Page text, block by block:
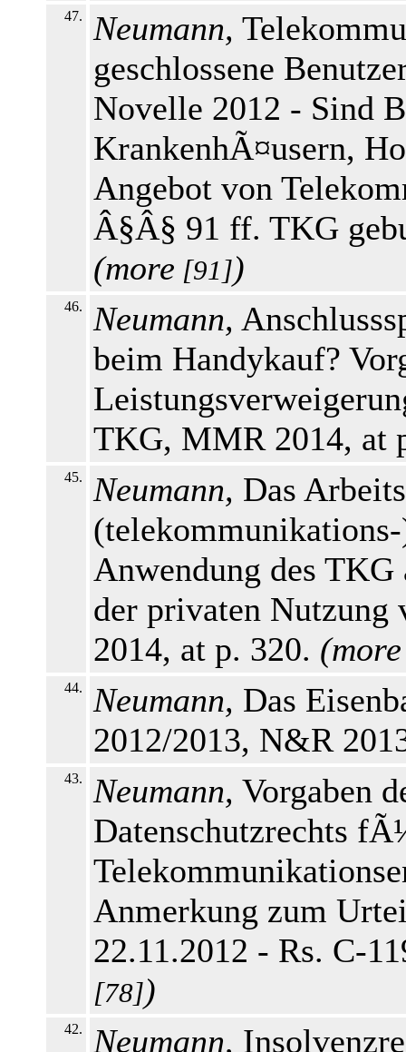
47. Neumann,
geschlossene
Novelle 2012 - Sind
KrankenhÃ¤usern,
Angebot von
Â§Â§ 91 ff. TKG
(more [91])
46. Neumann,
beim Handykauf?
TKG, MMR 2014, at
45. Neumann, Das
Anwendung des
der privaten
2014, at p. 320. (more
44. Neumann, Das
2012/2013, N&R
43. Neumann, Vorgaben
Datenschutzrechts
Anmerkung zum
22.11.2012 - Rs. C-
[78])
42. Neumann,